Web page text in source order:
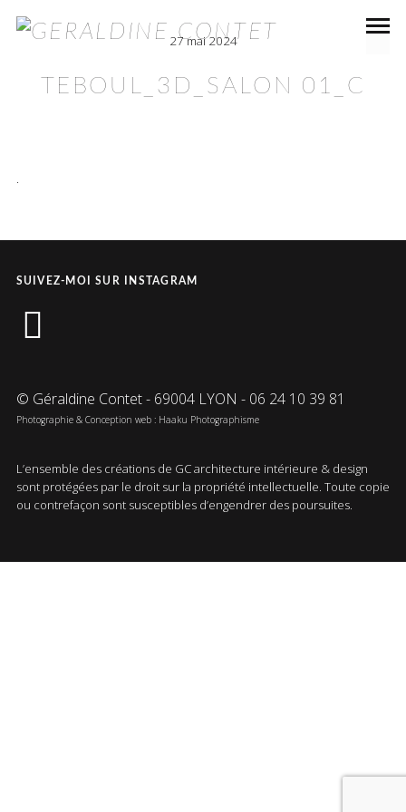
27 mai 2024
TEBOUL_3D_SALON 01_C
.
SUIVEZ-MOI SUR INSTAGRAM
instagram
© Géraldine Contet - 69004 LYON - 06 24 10 39 81
Photographie & Conception web : Haaku Photographisme
L’ensemble des créations de GC architecture intérieure & design
sont protégées par le droit sur la propriété intellectuelle. Toute copie
ou contrefaçon sont susceptibles d’engendrer des poursuites.